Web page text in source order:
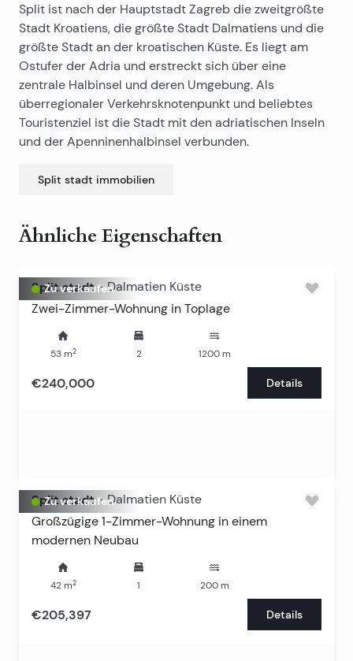
Split ist nach der Hauptstadt Zagreb die zweitgrößte
Stadt Kroatiens, die größte Stadt Dalmatiens und die
größte Stadt an der kroatischen Küste. Es liegt am
Ostufer der Adria und erstreckt sich über eine
zentrale Halbinsel und deren Umgebung. Als
überregionaler Verkehrsknotenpunkt und beliebtes
Touristenziel ist die Stadt mit den adriatischen Inseln
und der Apenninenhalbinsel verbunden.
Split stadt immobilien
Ähnliche Eigenschaften
Zu verkaufen
Split stadt - Dalmatien Küste
Zwei-Zimmer-Wohnung in Toplage
53m2 2 1200m
€240,000 Details
Zu verkaufen
Split stadt - Dalmatien Küste
Großzügige 1-Zimmer-Wohnung in einem
modernen Neubau
42m2 1 200m
€205,397 Details